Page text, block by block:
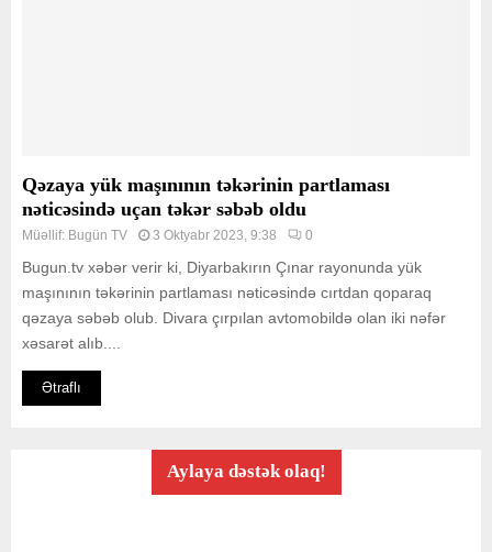
Qəzaya yük maşınının təkərinin partlaması
nəticəsində uçan təkər səbəb oldu
Müəllif: Bugün TV 3 Oktyabr 2023, 9:38 0
Bugun.tv xəbər verir ki, Diyarbakırın Çınar rayonunda yük
maşınının təkərinin partlaması nəticəsində cırtdan qoparaq
qəzaya səbəb olub. Divara çırpılan avtomobildə olan iki nəfər
xəsarət alıb....
Ətraflı
Aylaya dəstək olaq!